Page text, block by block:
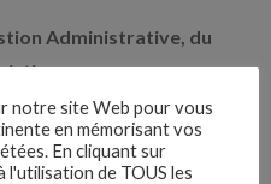
Administrative, du
Managériale (SAM)
et
notre site Web pour vous
en mémorisant vos
En cliquant sur
l'utilisation de TOUS les